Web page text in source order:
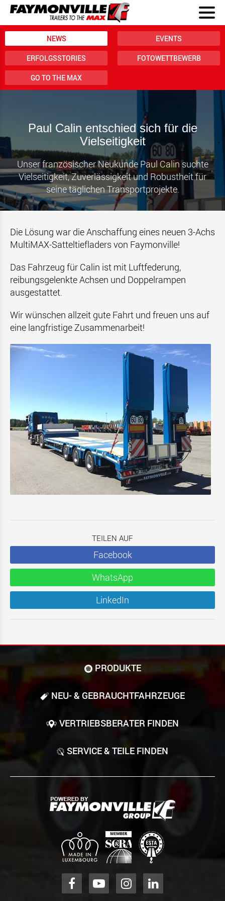
NEWS EVENTS
ERFOLGSSTORIES FOTOWETTBEWERB
GO TO THE MAX
Paul Calin entschied sich für die
Vielseitigkeit
Unser französischer Neukunde Paul Calin suchte
Vielseitigkeit, Zuverlässigkeit und Robustheit für
seine täglichen Transportprojekte.
Die Lösung war die Anschaffung eines neuen 3-Achs
MultiMAX-Satteltiefladers von Faymonville!
Das Fahrzeug für Calin ist mit Luftfederung,
reibungsgelenkte Achsen und Doppelrampen
ausgestattet.
Wir wünschen allzeit gute Fahrt und freuen uns auf
eine langfristige Zusammenarbeit!
TEILEN AUF
Facebook
WhatsApp
LinkedIn
PRODUKTE
NEU- & GEBRAUCHT­FAHRZEUGE
VERTRIEBSBERATER FINDEN
SERVICE & TEILE FINDEN